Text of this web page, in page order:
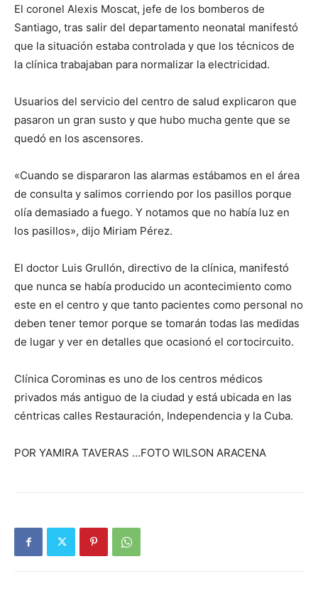
El coronel Alexis Moscat, jefe de los bomberos de
Santiago, tras salir del departamento neonatal manifestó
que la situación estaba controlada y que los técnicos de
la clínica trabajaban para normalizar la electricidad.
Usuarios del servicio del centro de salud explicaron que
pasaron un gran susto y que hubo mucha gente que se
quedó en los ascensores.
«Cuando se dispararon las alarmas estábamos en el área
de consulta y salimos corriendo por los pasillos porque
olía demasiado a fuego. Y notamos que no había luz en
los pasillos», dijo Miriam Pérez.
El doctor Luis Grullón, directivo de la clínica, manifestó
que nunca se había producido un acontecimiento como
este en el centro y que tanto pacientes como personal no
deben tener temor porque se tomarán todas las medidas
de lugar y ver en detalles que ocasionó el cortocircuito.
Clínica Corominas es uno de los centros médicos
privados más antiguo de la ciudad y está ubicada en las
céntricas calles Restauración, Independencia y la Cuba.
POR YAMIRA TAVERAS …FOTO WILSON ARACENA